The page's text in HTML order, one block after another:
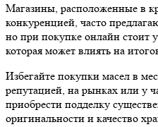
Магазины, расположенные в
конкуренцией, часто
но при покупке онлайн стоит
которая может влиять на
Избегайте покупки масел в
репутацией, на рынках или у
приобрести подделку
оригинальности и качество